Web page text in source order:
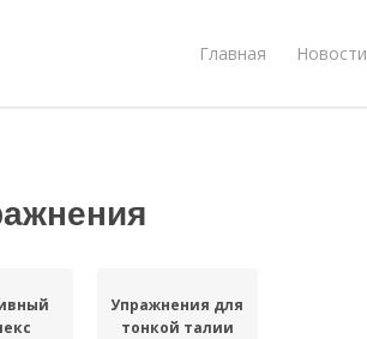
Главная Новости
Упражнения для
тонкой талии